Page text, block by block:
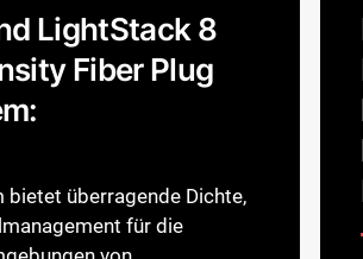
LightStack 8
Fiber Plug
bietet überragende Dichte,
für die